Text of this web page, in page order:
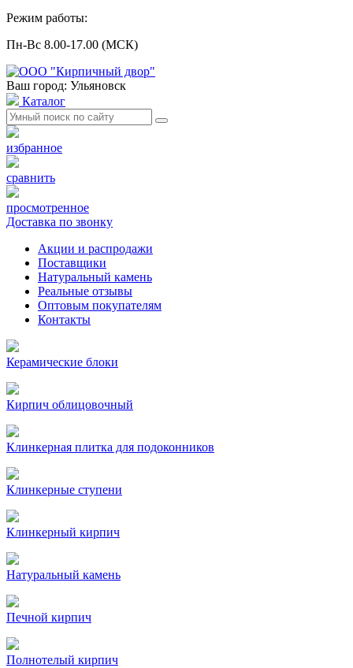
Режим работы:
Пн-Вс 8.00-17.00 (МСК)
Ваш город: Ульяновск
Каталог
избранное
сравнить
просмотренное
Доставка по звонку
Акции и распродажи
Поставщики
Натуральный камень
Реальные отзывы
Оптовым покупателям
Контакты
Керамические блоки
Кирпич облицовочный
Клинкерная плитка для подоконников
Клинкерные ступени
Клинкерный кирпич
Натуральный камень
Печной кирпич
Полнотелый кирпич